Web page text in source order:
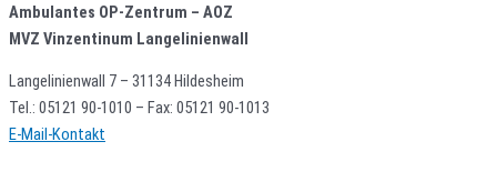
Ambulantes OP-Zentrum – AOZ
MVZ Vinzentinum Langelinienwall
Langelinienwall 7 – 31134 Hildesheim
Tel.: 05121 90-1010 – Fax: 05121 90-1013
E-Mail-Kontakt